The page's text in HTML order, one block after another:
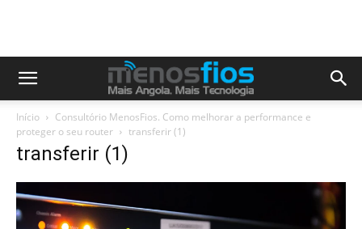
Início
Consultório MenosFios. Como melhorar a performance e
proteger o seu router
transferir (1)
transferir (1)